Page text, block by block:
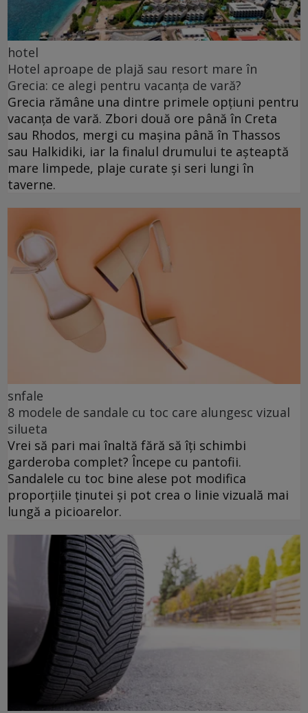
hotel
Hotel aproape de plajă sau resort mare în
Grecia: ce alegi pentru vacanța de vară?
Grecia rămâne una dintre primele opțiuni pentru
vacanța de vară. Zbori două ore până în Creta
sau Rhodos, mergi cu mașina până în Thassos
sau Halkidiki, iar la finalul drumului te așteaptă
mare limpede, plaje curate și seri lungi în
taverne.
snfale
8 modele de sandale cu toc care alungesc vizual
silueta
Vrei să pari mai înaltă fără să îți schimbi
garderoba complet? Începe cu pantofii.
Sandalele cu toc bine alese pot modifica
proporțiile ținutei și pot crea o linie vizuală mai
lungă a picioarelor.